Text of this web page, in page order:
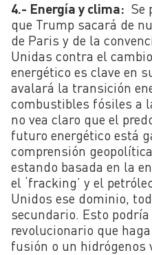
4.- Energía y clima: Se
que Trump sacará de
de Paris y de la
Unidas contra el
energético es clave en
avalará la transición
combustibles fósiles a
no vea claro que el
futuro energético está
comprensión
estando basada en la
el ‘fracking’ y el
Unidos ese dominio,
secundario. Esto
revolucionario que
fusión o un hidrógenos